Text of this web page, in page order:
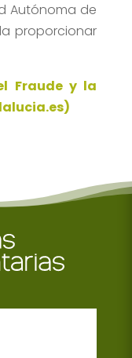
Autónoma de
proporcionar
Fraude y la